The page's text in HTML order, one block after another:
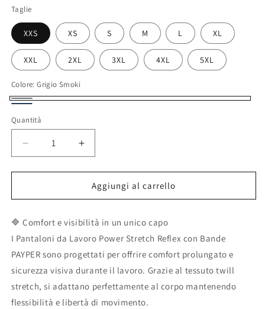
Taglie
XXS XS S M L XL
XXL 2XL 3XL 4XL 5XL
Colore:Grigio Smoki
Grigio
Smoki
Navy
Quantità
Diminuisci
per
da
Lavoro
Power
Stretch
Reflex
con
Bande
PAYPER
Aumenta
per
Pantaloni
da
Lavoro
Power
Stretch
Reflex
con
Bande
PAYPER
Aggiungi al carrello
🔷 Comfort e visibilità in un unico capo
I Pantaloni da Lavoro Power Stretch Reflex con Bande
PAYPER sono progettati per offrire comfort prolungato e
sicurezza visiva durante il lavoro. Grazie al tessuto twill
stretch, si adattano perfettamente al corpo mantenendo
flessibilità e libertà di movimento.